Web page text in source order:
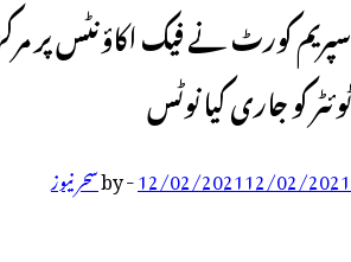
سپریم کورٹ نے فیک اکاؤنٹس پر
ٹوئٹر کو جاری کیا نوٹس
12/02/202112/02/2021
-
byسحر نیوز